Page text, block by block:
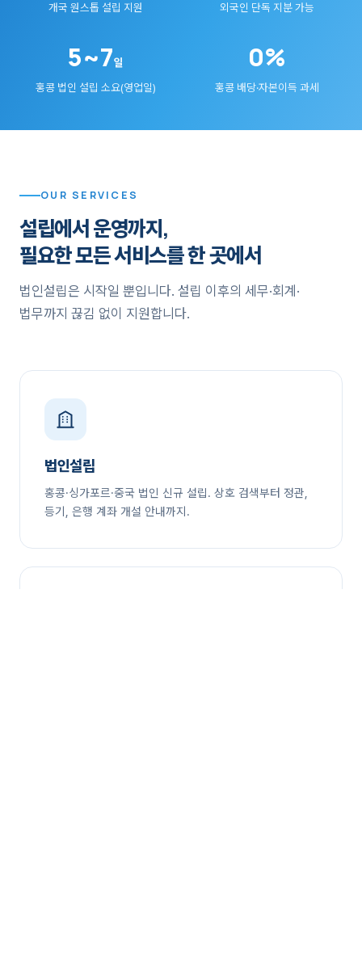
개국 원스톱 설립 지원 외국인 단독 지분 가능
5~7일
홍콩 법인 설립 소요(영업일)
0%
홍콩 배당·자본이득 과세
OUR SERVICES
설립에서 운영까지,
필요한 모든 서비스를 한 곳에서
법인설립은 시작일 뿐입니다. 설립 이후의 세무·회계·
법무까지 끊김 없이 지원합니다.
법인설립
홍콩·싱가포르·중국 법인 신규 설립. 상호 검색부터 정관,
등기, 은행 계좌 개설 안내까지.